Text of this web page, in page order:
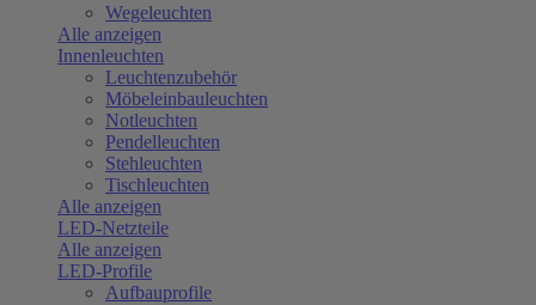
Wegeleuchten
Alle anzeigen
Innenleuchten
Leuchtenzubehör
Möbeleinbauleuchten
Notleuchten
Pendelleuchten
Stehleuchten
Tischleuchten
Alle anzeigen
LED-Netzteile
Alle anzeigen
LED-Profile
Aufbauprofile